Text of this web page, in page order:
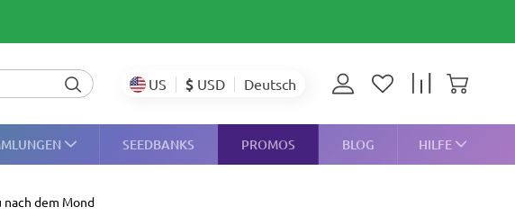
US $ USD Deutsch
SEEDBANKS PROMOS BLOG HILFE
nach dem Mond